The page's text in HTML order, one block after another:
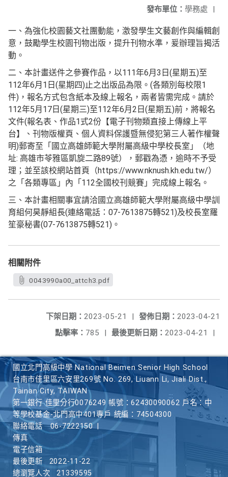
發布單位： 學務處 |
一、為強化校園藝文社團動能，激發學生文藝創作與編輯創
意，鼓勵學生校園刊物出版，提升刊物水準，爰辦理旨揭活
動。
二、本計畫送件之參賽作品，以111年6月3日(星期五)至
112年6月1日(星期四)止之出版品為限。(各類別每校限1
件)，報名方式包含紙本及線上報名，兩者皆需完成。請於
112年5月17日(星期三)至112年6月2日(星期五)前，將報名
文件(報名表、作品1式2份【電子刊物類直接上傳線上平
台】、刊物版權頁、個人資料保護暨無侵犯第三人著作權聲
明)郵寄至「國立高雄師範大學附屬高級中學校長室」（地
址: 高雄市苓雅區凱旋二路89號），郵戳為憑，逾時不予受
理；並至該校網站首頁（https://www.nknush.kh.edu.tw/）
之「各類專區」內「112全國校刊競賽」完成線上報名。
三、本計畫相關事宜請洽國立高雄師範大學附屬高級中學訓
育組何昊靜組長(連絡電話：07-7613875轉521)及校長室羅
笙豪秘書(07-7613875轉521)。
相關附件
0043990a00_attch3.pdf
發佈日期： 2023-04-21
下架日期： 2023-05-21
|
最後更新日期： 2023-04-21 |
點擊率： 785 |
國立北門高級中學 National Beimen Senior High School
台南市佳里區六安里269號 No. 269, Liuann Li, Jiali Dist.,
Tainan City, TAIWAN
第一銀行 佳里分行0076249 帳號：62430090062 戶名：中
等學校基金-北門高中401專戶 統編：74504300
聯絡電話
06-7222150
傳真
電子信箱
最後更新
2022-11-22
總瀏覽人次
21339595